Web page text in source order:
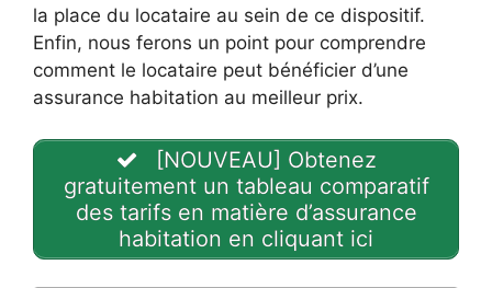
la place du locataire au sein de ce dispositif.
Enfin, nous ferons un point pour comprendre
comment le locataire peut bénéficier d’une
assurance habitation au meilleur prix.
[NOUVEAU] Obtenez
gratuitement un tableau comparatif
des tarifs en matière d’assurance
habitation en cliquant ici